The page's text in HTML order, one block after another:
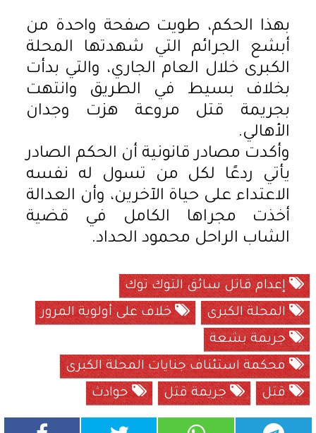
بهذا الحكم، طويت صفحة واحدة من
أبشع الجرائم التي شهدتها المحلة
الكبرى خلال العام الجاري، والتي بدأت
بخلاف بسيط في الطريق وانتهت
بجريمة قتل مروعة هزت وجدان
الأهالي.
وأكدت مصادر قانونية أن الحكم الصادر
يأتي ردعًا لكل من تسول له نفسه
الاعتداء على حياة الآخرين، وأن العدالة
أخذت مجراها الكامل في قضية
الشاب الراحل محمود الحداد.
إعدام قاتل سائق التوك توك
المحلة الكبرى
خلاف على أولوية المرور
جريمة بشعة
محكمة استئناف جنايات المحلة الكبرى
قتل
جريمة قتل حوادث